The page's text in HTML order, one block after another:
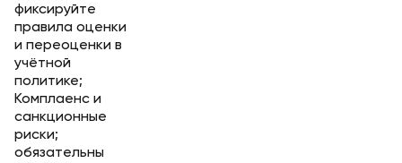
фиксируйте
правила оценки
и переоценки в
учётной
политике;
Комплаенс и
санкционные
риски;
обязательны